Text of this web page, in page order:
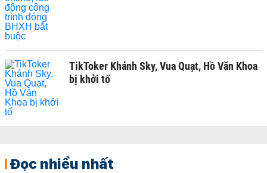
TikToker Khánh Sky, Vua Quạt, Hồ Văn Khoa
bị khởi tố
Đọc nhiều nhất